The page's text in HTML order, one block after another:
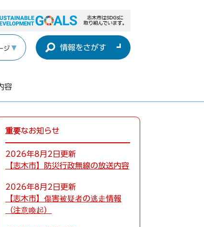
ジ 情報をさがす
容
重要なお知らせ
2026年8月2日更新
【志木市】防災行政無線の放送内容
2026年8月2日更新
【志木市】傷害被疑者の逃走情報
（注意喚起）